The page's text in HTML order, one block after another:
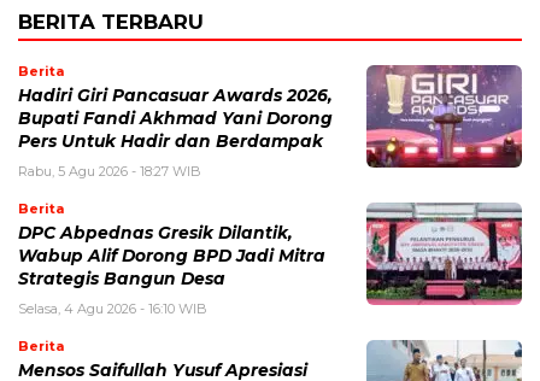
BERITA TERBARU
Berita
Hadiri Giri Pancasuar Awards 2026,
Bupati Fandi Akhmad Yani Dorong
Pers Untuk Hadir dan Berdampak
Rabu, 5 Agu 2026 - 18:27 WIB
Berita
DPC Abpednas Gresik Dilantik,
Wabup Alif Dorong BPD Jadi Mitra
Strategis Bangun Desa
Selasa, 4 Agu 2026 - 16:10 WIB
Berita
Mensos Saifullah Yusuf Apresiasi